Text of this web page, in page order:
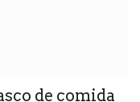
de comida